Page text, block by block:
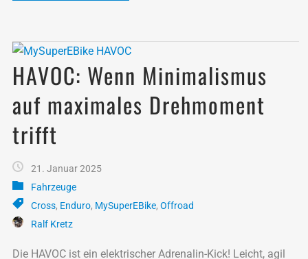
HAVOC: Wenn Minimalismus
auf maximales Drehmoment
trifft
21. Januar 2025
Fahrzeuge
Cross, Enduro, MySuperEBike, Offroad
Ralf Kretz
Die HAVOC ist ein elektrischer Adrenalin-Kick! Leicht, agil